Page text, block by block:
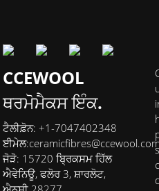
CCEWOOL
ਥਰਮੋਮੈਕਸ ਇੰਕ.
ਟੈਲੀਫ਼ੋਨ: +1-7047402348
ਈਮੇਲ:ceramicfibres@ccewool.com
ਜੋੜੋ: 15720 ਬ੍ਰਿਕਸਮ ਹਿੱਲ
ਐਵੇਨਿਊ, ਫਲੋਰ 3, ਸ਼ਾਰਲੋਟ,